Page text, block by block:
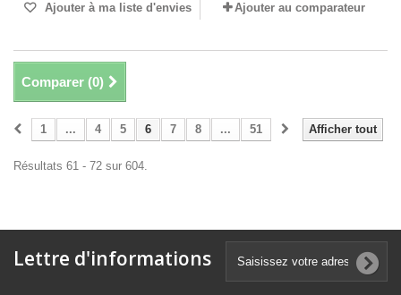
Ajouter à ma liste d'envies Ajouter au comparateur
Comparer (0)
Afficher tout
1 ... 4 5 6 7 8 ... 51
Résultats 61 - 72 sur 604.
Lettre d'informations